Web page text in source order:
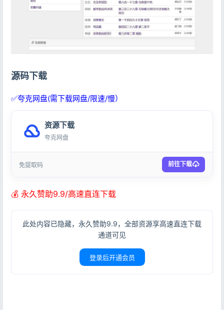
源码下载
✅夸克网盘(需下载网盘/限速/慢）
资源下载
夸克网盘
免提取码 前往下载
💰 永久赞助9.9/高速直连下载
此处内容已隐藏，永久赞助9.9，全部资源享高速直连下载
通道可见
登录后开通会员
登录
用户协议 隐私政策